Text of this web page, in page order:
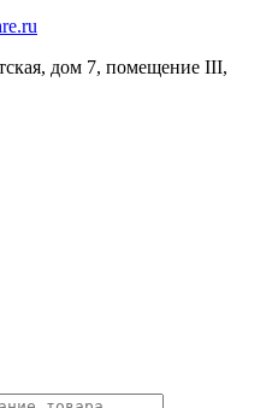
дом 7, помещение III,